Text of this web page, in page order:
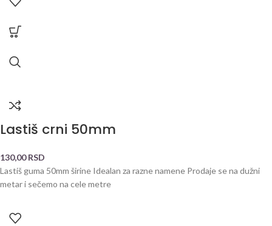
Lastiš crni 50mm
130,00RSD
Lastiš guma 50mm širine Idealan za razne namene Prodaje se na dužni
metar i sečemo na cele metre